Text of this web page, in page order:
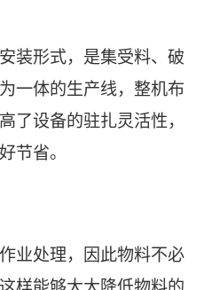
装形式，是集受料、破
一体的生产线，整机布
了设备的驻扎灵活性，
节省。
业处理，因此物料不必